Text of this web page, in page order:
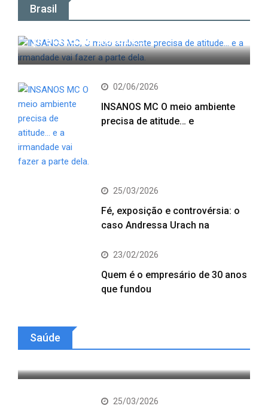
Brasil
INSANOS MC; O meio ambiente
precisa de atitude… e
02/06/2026
INSANOS MC O meio ambiente
precisa de atitude… e
25/03/2026
Fé, exposição e controvérsia: o
caso Andressa Urach na
23/02/2026
Quem é o empresário de 30 anos
que fundou
Saúde
participação da Unifesp identifica
conexões genéticas entre
25/03/2026